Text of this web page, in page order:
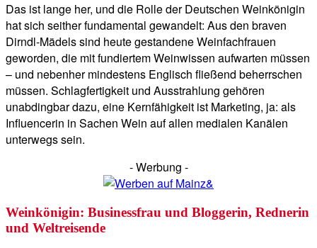
Das ist lange her, und die Rolle der Deutschen Weinkönigin
hat sich seither fundamental gewandelt: Aus den braven
Dirndl-Mädels sind heute gestandene Weinfachfrauen
geworden, die mit fundiertem Weinwissen aufwarten müssen
– und nebenher mindestens Englisch fließend beherrschen
müssen. Schlagfertigkeit und Ausstrahlung gehören
unabdingbar dazu, eine Kernfähigkeit ist Marketing, ja: als
Influencerin in Sachen Wein auf allen medialen Kanälen
unterwegs sein.
- Werbung -
Weinkönigin: Businessfrau und Bloggerin, Rednerin
und Weltreisende